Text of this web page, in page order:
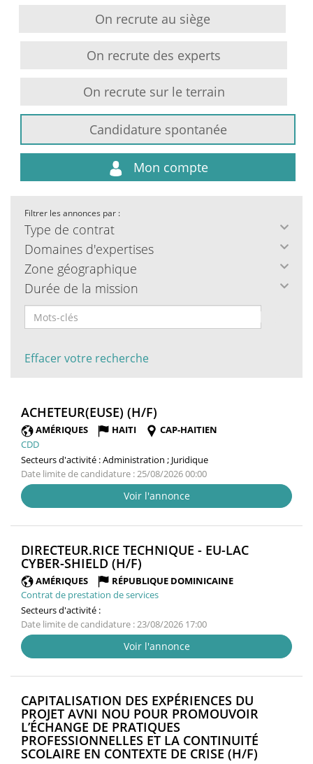
On recrute au siège
On recrute des experts
On recrute sur le terrain
Candidature spontanée
Mon compte
Filtrer les annonces par :
Type de contrat
Domaines d'expertises
Zone géographique
Durée de la mission
Effacer votre recherche
ACHETEUR(EUSE) (H/F)
FENÊTRE)
AMÉRIQUES HAITI
CAP-HAITIEN
CDD
Secteurs d'activité :Administration ; Juridique
Date limite de candidature : 25/08/2026 00:00
Voir l'annonce
DIRECTEUR.RICE TECHNIQUE - EU-LAC
CYBER-SHIELD (H/F) (NOUVELLE
FENÊTRE)
AMÉRIQUES
RÉPUBLIQUE DOMINICAINE
Contrat de prestation de services
Secteurs d'activité :
Date limite de candidature : 23/08/2026 17:00
Voir l'annonce
CAPITALISATION DES EXPÉRIENCES DU
PROJET AVNI NOU POUR PROMOUVOIR
L’ÉCHANGE DE PRATIQUES
PROFESSIONNELLES ET LA CONTINUITÉ
SCOLAIRE EN CONTEXTE DE CRISE (H/F)